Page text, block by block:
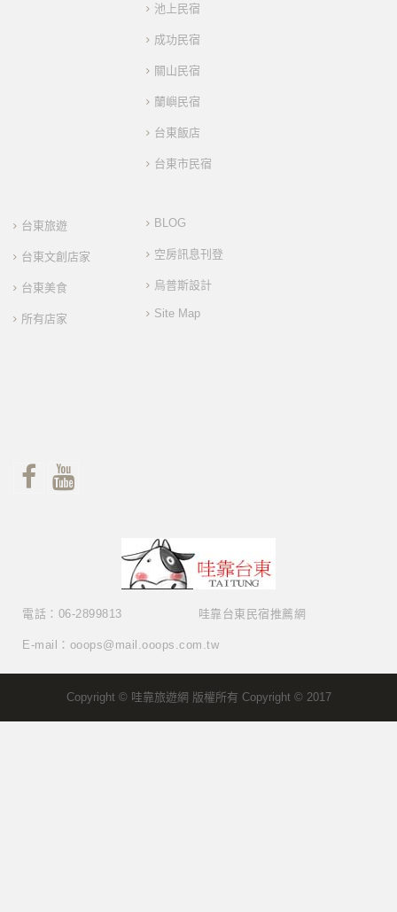
池上民宿
成功民宿
關山民宿
蘭嶼民宿
台東飯店
台東市民宿
台東旅遊
台東文創店家
台東美食
所有店家
BLOG
空房訊息刊登
烏普斯設計
Site Map
哇靠台東民宿推薦網
電話：06-2899813
E-mail：ooops@mail.ooops.com.tw
Copyright © 哇靠旅遊網 版權所有 Copyright © 2017